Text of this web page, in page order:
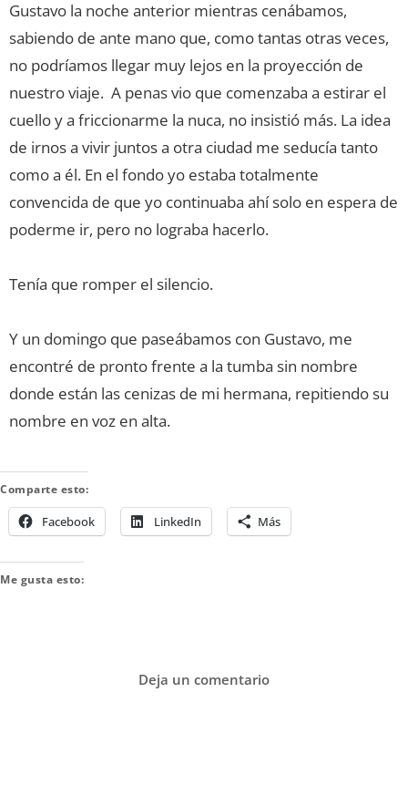
Gustavo la noche anterior mientras cenábamos,
sabiendo de ante mano que, como tantas otras veces,
no podríamos llegar muy lejos en la proyección de
nuestro viaje. A penas vio que comenzaba a estirar el
cuello y a friccionarme la nuca, no insistió más. La idea
de irnos a vivir juntos a otra ciudad me seducía tanto
como a él. En el fondo yo estaba totalmente
convencida de que yo continuaba ahí solo en espera de
poderme ir, pero no lograba hacerlo.
Tenía que romper el silencio.
Y un domingo que paseábamos con Gustavo, me
encontré de pronto frente a la tumba sin nombre
donde están las cenizas de mi hermana, repitiendo su
nombre en voz en alta.
Comparte esto:
Facebook LinkedIn Más
Me gusta esto:
Deja un comentario